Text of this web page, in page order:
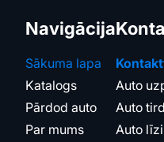
Navigācija
Sākuma lapa
Katalogs
Pārdod auto
Par mums
Auto
Auto
Auto